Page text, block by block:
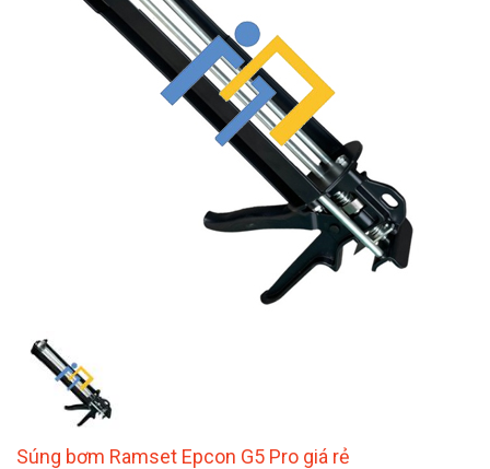
Súng bơm Ramset Epcon G5 Pro giá rẻ